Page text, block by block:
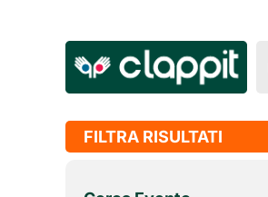
FILTRA RISULTATI